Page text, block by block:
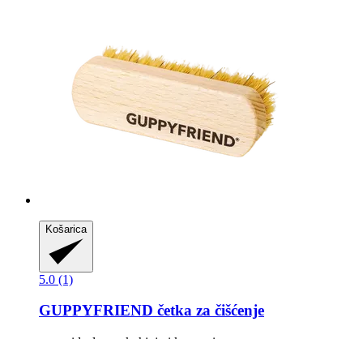
Košarica
5.0 (1)
GUPPYFRIEND četka za čišćenje